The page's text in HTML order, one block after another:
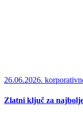
26.06.2026.
Zlatni ključ za